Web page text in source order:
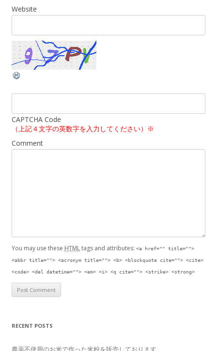
Website
CAPTCHA Code
（上記４文字の英数字を入力してください）※
Comment
You may use these HTMLtags and attributes: <a href="" title="">
<abbr title=""> <acronym title=""> <b> <blockquote cite=""> <cite>
<code> <del datetime=""> <em> <i> <q cite=""> <strike> <strong>
RECENT POSTS
農薬不使用のお米で作った米粉を販売しております